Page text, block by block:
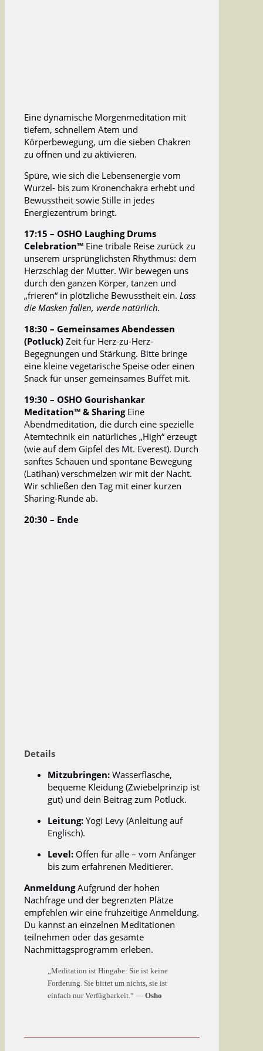
Eine dynamische Morgenmeditation mit
tiefem, schnellem Atem und
Körperbewegung, um die sieben Chakren
zu öffnen und zu aktivieren.
Spüre, wie sich die Lebensenergie vom
Wurzel- bis zum Kronenchakra erhebt und
Bewusstheit sowie Stille in jedes
Energiezentrum bringt.
17:15 – OSHO Laughing Drums
Celebration™ Eine tribale Reise zurück zu
unserem ursprünglichsten Rhythmus: dem
Herzschlag der Mutter. Wir bewegen uns
durch den ganzen Körper, tanzen und
„frieren“ in plötzliche Bewusstheit ein. Lass
die Masken fallen, werde natürlich.
18:30 – Gemeinsames Abendessen
(Potluck) Zeit für Herz-zu-Herz-
Begegnungen und Stärkung. Bitte bringe
eine kleine vegetarische Speise oder einen
Snack für unser gemeinsames Buffet mit.
19:30 – OSHO Gourishankar
Meditation™ & SharingEine
Abendmeditation, die durch eine spezielle
Atemtechnik ein natürliches „High“ erzeugt
(wie auf dem Gipfel des Mt. Everest). Durch
sanftes Schauen und spontane Bewegung
(Latihan) verschmelzen wir mit der Nacht.
Wir schließen den Tag mit einer kurzen
Sharing-Runde ab.
20:30 – Ende
Details
Mitzubringen: Wasserflasche,
bequeme Kleidung (Zwiebelprinzip ist
gut) und dein Beitrag zum Potluck.
Leitung: Yogi Levy (Anleitung auf
Englisch).
Level: Offen für alle – vom Anfänger
bis zum erfahrenen Meditierer.
AnmeldungAufgrund der hohen
Nachfrage und der begrenzten Plätze
empfehlen wir eine frühzeitige Anmeldung.
Du kannst an einzelnen Meditationen
teilnehmen oder das gesamte
Nachmittagsprogramm erleben.
„Meditation ist Hingabe: Sie ist keine
Forderung. Sie bittet um nichts, sie ist
einfach nur Verfügbarkeit.“ — Osho